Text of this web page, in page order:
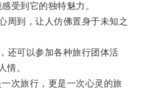
到它的独特魅力。
到，让人仿佛置身于未知之
可以参加各种旅行团体活
情。
旅行，更是一次心灵的旅